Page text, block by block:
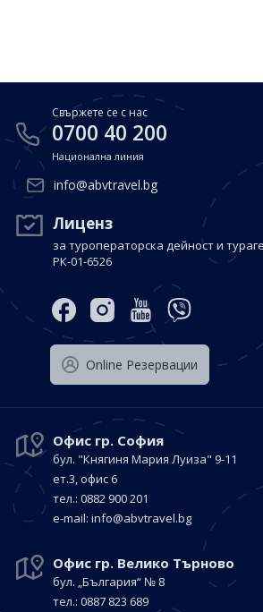
Почивки в Италия
Почивки в Доминиканска република
Почивки в Дубай
Почивка в Мексико
Политика за поверителност
Контакти
Вход за агенти
Свържете се с нас
0700 40 200
Свържете се с нас
0700 40 200
Национална линия
info@abvtravel.bg
Лиценз
за туроператорска дейност и
РК-01-6526
Оnline Резервации
Офис гр. София
бул. "Княгиня Мария Луиза" 9-11
ет.3, офис 6
тел.: 0882 900 201
е-mail: info@abvtravel.bg
Офис гр. Велико Търново
бул. „България“ № 8
тел.: 0887 823 689